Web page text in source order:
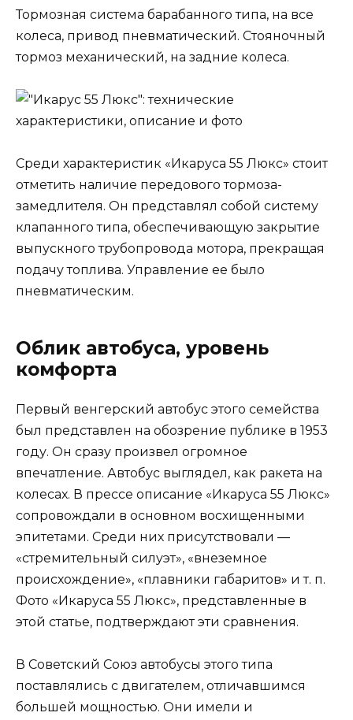
Тормозная система барабанного типа, на все
колеса, привод пневматический. Стояночный
тормоз механический, на задние колеса.
Среди характеристик «Икаруса 55 Люкс» стоит
отметить наличие передового тормоза-
замедлителя. Он представлял собой систему
клапанного типа, обеспечивающую закрытие
выпускного трубопровода мотора, прекращая
подачу топлива. Управление ее было
пневматическим.
Облик автобуса, уровень
комфорта
Первый венгерский автобус этого семейства
был представлен на обозрение публике в 1953
году. Он сразу произвел огромное
впечатление. Автобус выглядел, как ракета на
колесах. В прессе описание «Икаруса 55 Люкс»
сопровождали в основном восхищенными
эпитетами. Среди них присутствовали —
«стремительный силуэт», «внеземное
происхождение», «плавники габаритов» и т. п.
Фото «Икаруса 55 Люкс», представленные в
этой статье, подтверждают эти сравнения.
В Советский Союз автобусы этого типа
поставлялись с двигателем, отличавшимся
большей мощностью. Они имели и